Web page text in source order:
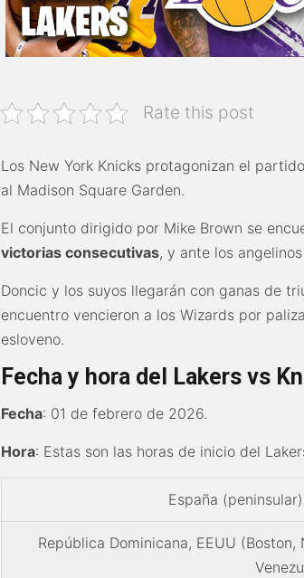
Rate this post
Los New York Knicks protagonizan el
al Madison Square Garden.
El conjunto dirigido por Mike Brown se
victorias consecutivas, y ante los
Doncic y los suyos llegarán con ganas de
encuentro vencieron a los Wizards por
esloveno.
Fecha y hora del Lakers vs
Fecha: 01 de febrero de 2026.
Hora: Estas son las horas de inicio del
España
República Dominicana, EEUU